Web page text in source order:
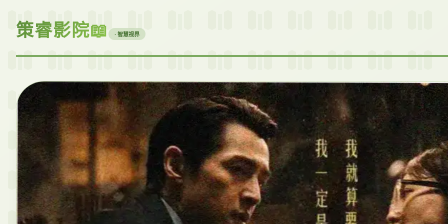
策睿影院📖 · 智慧视界